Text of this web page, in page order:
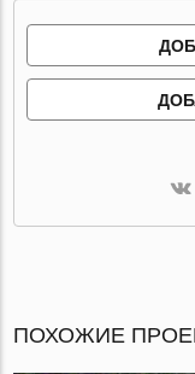
ПОХОЖИЕ